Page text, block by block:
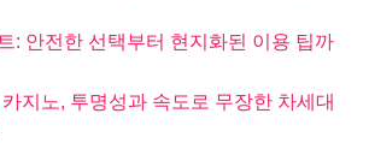
: 안전한 선택부터 현지화된 이용 팁까
지노, 투명성과 속도로 무장한 차세대